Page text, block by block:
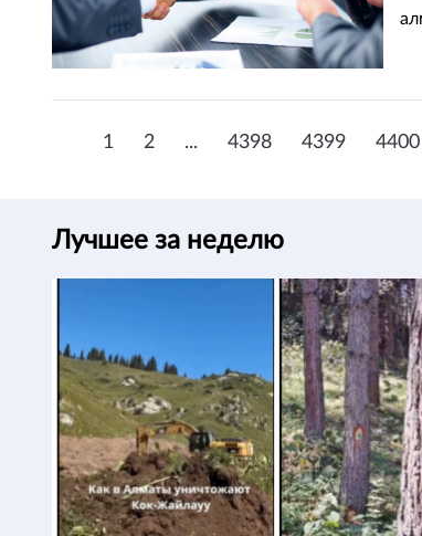
1 2 ... 4398 4399 4400
Лучшее за неделю